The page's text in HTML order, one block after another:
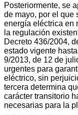
Posteriormente, se
de mayo, por el que
energía eléctrica en
la regulación
Decreto 436/2004,
estado vigente
9/2013, de 12 de
urgentes para
eléctrico, sin
tercera determina
carácter transitorio
necesarias para la